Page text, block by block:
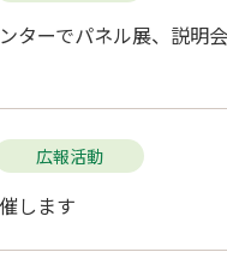
ターでパネル展、説明
広報活動
します